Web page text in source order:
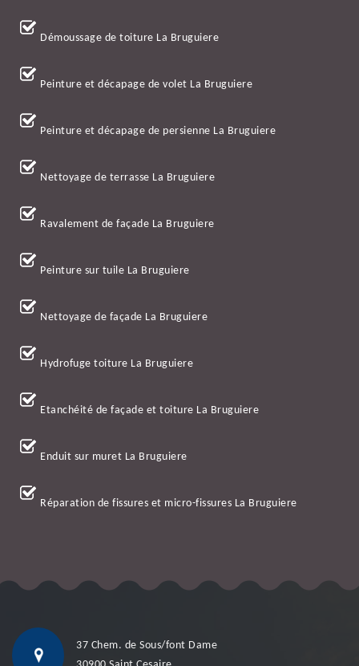
Démoussage de toiture La Bruguiere
Peinture et décapage de volet La Bruguiere
Peinture et décapage de persienne La Bruguiere
Nettoyage de terrasse La Bruguiere
Ravalement de façade La Bruguiere
Peinture sur tuile La Bruguiere
Nettoyage de façade La Bruguiere
Hydrofuge toiture La Bruguiere
Etanchéité de façade et toiture La Bruguiere
Enduit sur muret La Bruguiere
Réparation de fissures et micro-fissures La Bruguiere
37 Chem. de Sous/font Dame